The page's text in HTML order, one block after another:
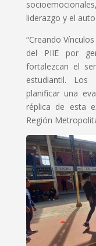
liderazgo y el
“Creando
del PIIE por
fortalezcan el
estudiantil. Los
planificar una
réplica de esta
Región